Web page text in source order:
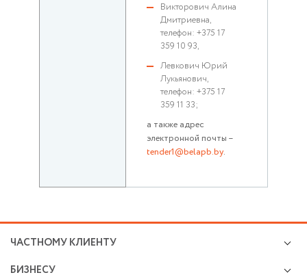
Викторович Алина
Дмитриевна,
телефон: +375 17
359 10 93,
Левкович Юрий
Лукьянович,
телефон: +375 17
359 11 33;
а также адрес
электронной почты –
tender1@belapb.by.
ЧАСТНОМУ КЛИЕНТУ
БИЗНЕСУ